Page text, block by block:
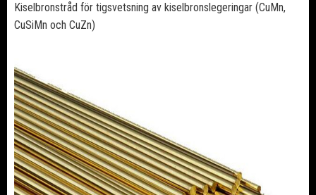
Kiselbronstråd för tigsvetsning av kiselbronslegeringar (CuMn,
CuSiMn och CuZn)